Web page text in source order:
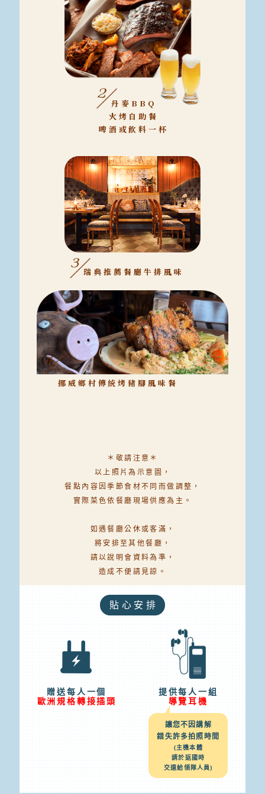
丹麥BBQ
火烤自助餐
啤酒或飲料一杯
瑞典推薦餐廳牛排風味
挪威鄉村傳統烤豬腳風味餐
＊敬請注意＊
以上照片為示意圖，
餐點內容因季節食材不同而做調整，
實際菜色依餐廳現場供應為主。
如遇餐廳公休或客滿，
將安排至其他餐廳，
請以說明會資料為準，
造成不便請見諒。
貼心安排
贈送每人一個
歐洲規格轉接插頭
提供每人一組
導覽耳機
讓您不因講解
錯失許多拍照時間
(主機本體
請於返國時
交還給領隊人員)